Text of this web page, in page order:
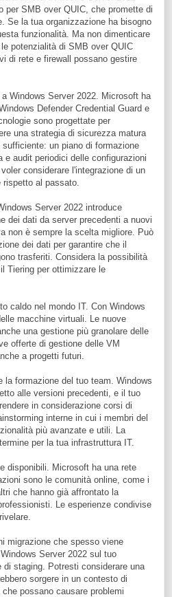
per SMB over QUIC, che promette di
Se la tua organizzazione ha bisogno
funzionalità. Ma non dimenticare
potenzialità di SMB over QUIC
di rete e firewall possano gestire
Windows Server 2022. Microsoft ha
Defender Credential Guard e
sono progettate per
una strategia di sicurezza matura
un piano di formazione
audit periodici delle configurazioni
considerare l'integrazione di un
al passato.
Server 2022 introduce
dei dati da server precedenti a nuovi
non è sempre la scelta migliore. Può
dei dati per garantire che il
trasferiti. Considera la possibilità
Tiering per ottimizzare le
caldo nel mondo IT. Con Windows
macchine virtuali. Le nuove
una gestione più granolare delle
offerte di gestione delle VM
a progetti futuri.
la formazione del tuo team. Windows
alle versioni precedenti, e il tuo
in considerazione corsi di
interne in cui i membri del
più avanzate e utili. La
per la tua infrastruttura IT.
disponibili. Microsoft ha una rete
sono le comunità online, come i
che hanno già affrontato la
Le esperienze condivise
migrazione che spesso viene
Server 2022 sul tuo
di staging. Potresti considerare una
sorgere in un contesto di
possano causare problemi